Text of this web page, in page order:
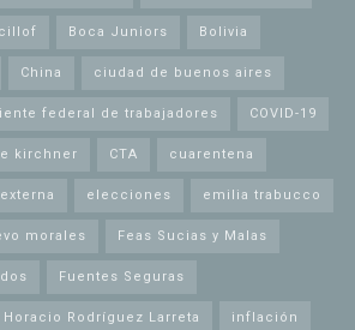
Boca Juniors Bolivia
China ciudad de buenos aires
federal de trabajadores COVID-19
kirchner CTA cuarentena
elecciones emilia trabucco
morales Feas Sucias y Malas
Fuentes Seguras
Horacio Rodríguez Larreta inflación